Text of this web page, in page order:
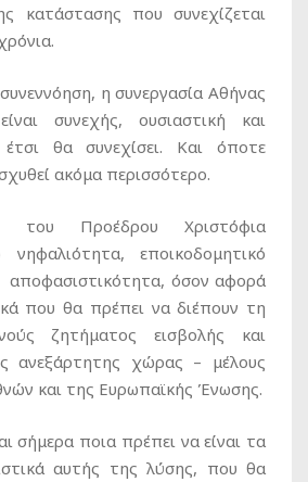
κατάστασης που συνεχίζεται
η συνεργασία Αθήνας
συνεχής, ουσιαστική και
θα συνεχίσει. Και όποτε
ακόμα περισσότερο.
του Προέδρου Χριστόφια
νηφαλιότητα, εποικοδομητικό
αποφασιστικότητα, όσον αφορά
που θα πρέπει να διέπουν τη
ζητήματος εισβολής και
ανεξάρτητης χώρας – μέλους
και της Ευρωπαϊκής Ένωσης.
σήμερα ποια πρέπει να είναι τα
αυτής της λύσης, που θα